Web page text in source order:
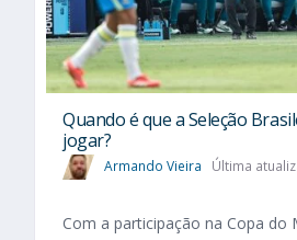
Quando é que a Seleção
jogar?
Armando Vieira Última
Com a participação na Copa do